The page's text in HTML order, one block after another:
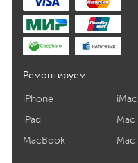
Ремонтируем:
iPhone
iPad
MacBook
iMac
Mac
Mac